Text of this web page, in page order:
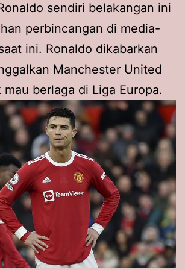
sendiri belakangan ini
perbincangan di media-
ini. Ronaldo dikabarkan
Manchester United
berlaga di Liga Europa.